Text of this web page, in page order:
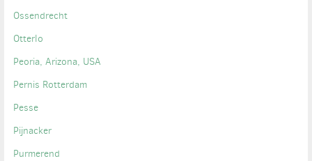
Ossendrecht
Otterlo
Peoria, Arizona, USA
Pernis Rotterdam
Pesse
Pijnacker
Purmerend